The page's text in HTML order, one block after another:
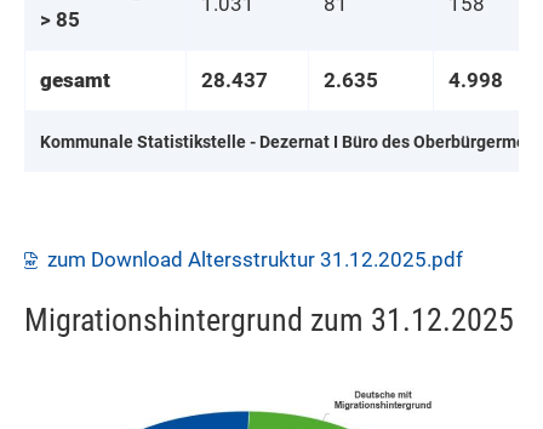
> 85
gesamt 28.437 2.635 4.998
Kommunale Statistikstelle - Dezernat I Büro des
zum Download Altersstruktur 31.12.2025.pdf
Migrationshintergrund zum 31.12.2025